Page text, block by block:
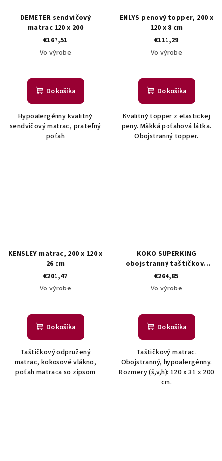
DEMETER sendvičový
matrac 120 x 200
€167,51
Vo výrobe
Do košíka
Hypoalergénny kvalitný
sendvičový matrac, prateľný
poťah
ENLYS penový topper, 200 x
120 x 8 cm
€111,29
Vo výrobe
Do košíka
Kvalitný topper z elastickej
peny. Mäkká poťahová látka.
Obojstranný topper.
KENSLEY matrac, 200 x 120 x
26 cm
€201,47
Vo výrobe
Do košíka
Taštičkový odpružený
matrac, kokosové vlákno,
poťah matraca so zipsom
KOKO SUPERKING
obojstranný taštičkový
matrac 120/200
€264,85
Vo výrobe
Do košíka
Taštičkový matrac.
Obojstranný, hypoalergénny.
Rozmery (š,v,h): 120 x 31 x 200
cm.